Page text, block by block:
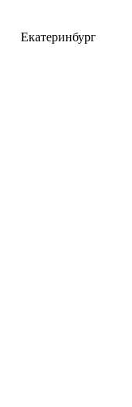
Екатеринбург